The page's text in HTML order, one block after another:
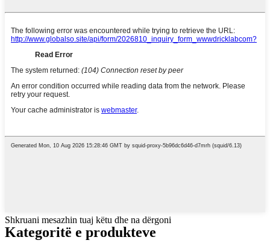
Shkruani mesazhin tuaj këtu dhe na dërgoni
Kategoritë e produkteve